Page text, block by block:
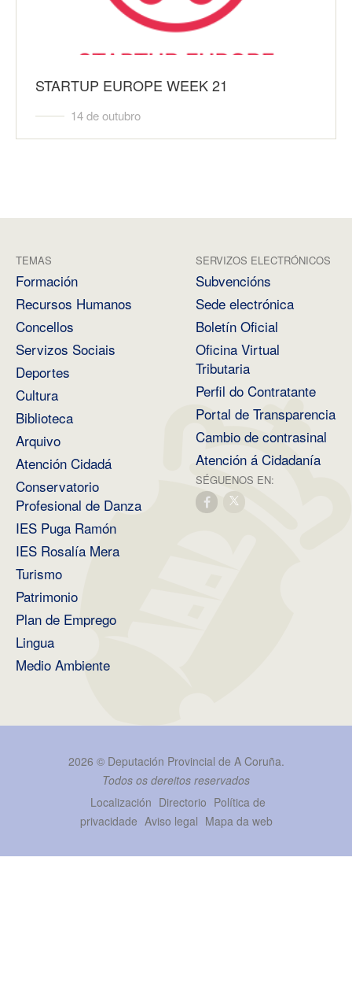
STARTUP EUROPE WEEK 21
14 de outubro
TEMAS
Formación
Recursos Humanos
Concellos
Servizos Sociais
Deportes
Cultura
Biblioteca
Arquivo
Atención Cidadá
Conservatorio
Profesional de Danza
IES Puga Ramón
IES Rosalía Mera
Turismo
Patrimonio
Plan de Emprego
Lingua
Medio Ambiente
SERVIZOS ELECTRÓNICOS
Subvencións
Sede electrónica
Boletín Oficial
Oficina Virtual
Tributaria
Perfil do Contratante
Portal de Transparencia
Cambio de contrasinal
Atención á Cidadanía
SÉGUENOS EN:
2026 © Deputación Provincial de A Coruña.
Todos os dereitos reservados
Localización Directorio Política de
privacidade Aviso legal Mapa da web